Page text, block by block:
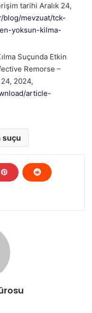
tarihi Aralık 24,
blog/mevzuat/tck-
yoksun-kilma-
Suçunda Etkin
Remorse –
2024,
article-
suçu